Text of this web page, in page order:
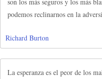
son los más seguros y los más
podemos reclinarnos en la
Richard Burton
La esperanza es el peor de los